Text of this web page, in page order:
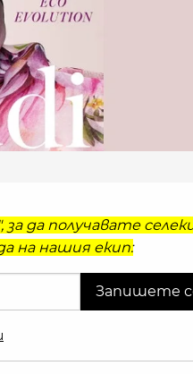
да получавате
на нашия екип: